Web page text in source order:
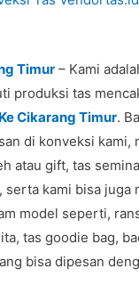
Timur – Kami
produksi tas
Cikarang Timur.
di konveksi kami,
atau gift, tas
serta kami bisa
model seperti,
tas goodie bag,
bisa dipesan